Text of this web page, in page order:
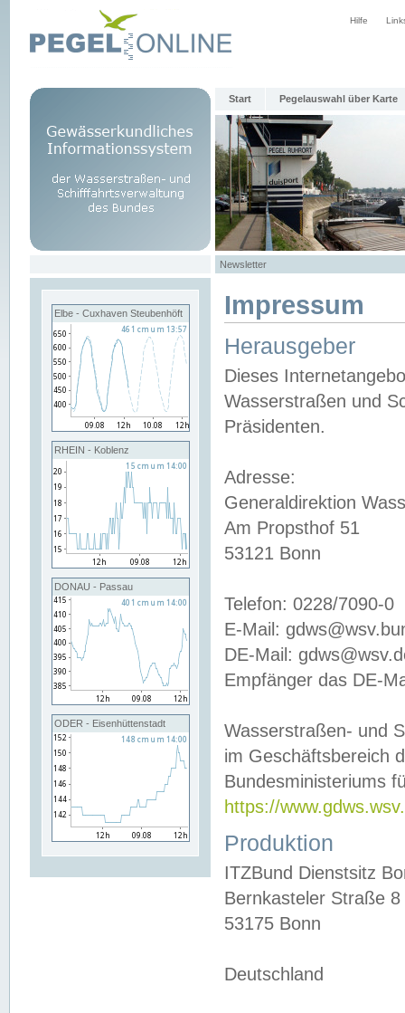
Hilfe
Start Pegelauswahl über Karte
Newsletter
Elbe - Cuxhaven Steubenhöft
RHEIN - Koblenz
DONAU - Passau
ODER - Eisenhüttenstadt
Impressum
Herausgeber
Dieses
Wasserstraßen und
Präsidenten.
Adresse:
Generaldirektion
Am Propsthof 51
53121 Bonn
Telefon: 0228/7090-0
E-Mail:
DE-Mail:
Empfänger das DE-
Wasserstraßen- und
im Geschäftsbereich
Bundesministeriums
https://
Produktion
ITZBund Dienstsitz
Bernkasteler Straße 8
53175 Bonn
Deutschland